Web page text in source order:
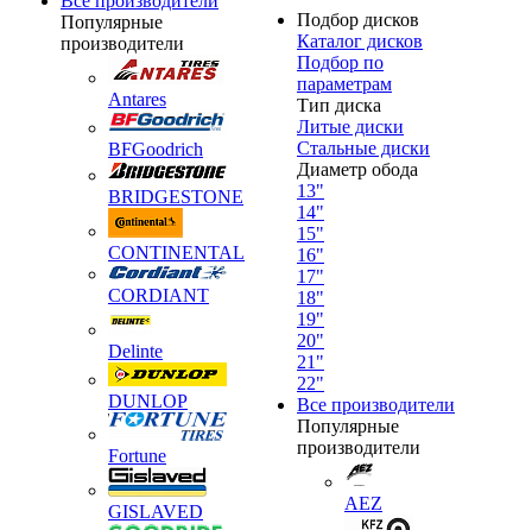
Популярные
производители
Antares
BFGoodrich
BRIDGESTONE
CONTINENTAL
CORDIANT
Delinte
DUNLOP
Fortune
GISLAVED
Подбор дисков
Каталог дисков
Подбор по
параметрам
Тип диска
Литые диски
Стальные диски
Диаметр обода
13"
14"
15"
16"
17"
18"
19"
20"
21"
22"
Все производители
Популярные
производители
AEZ